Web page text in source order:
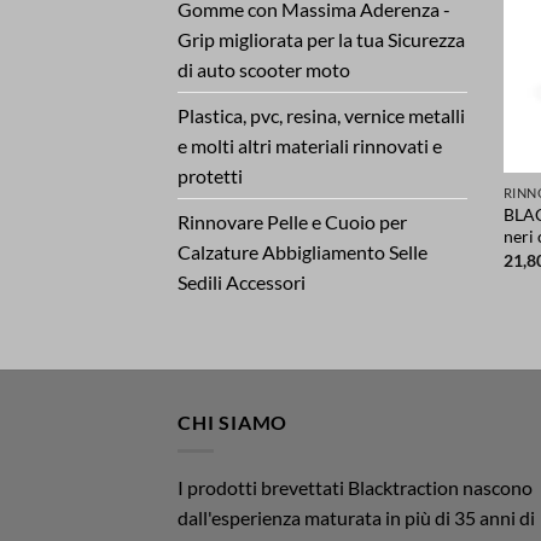
Gomme con Massima Aderenza -
Grip migliorata per la tua Sicurezza
di auto scooter moto
Plastica, pvc, resina, vernice metalli
e molti altri materiali rinnovati e
protetti
Rinnovare Pelle e Cuoio per
Calzature Abbigliamento Selle
Sedili Accessori
neri
CHI SIAMO
I prodotti brevettati Blacktraction nascono
dall'esperienza maturata in più di 35 anni di